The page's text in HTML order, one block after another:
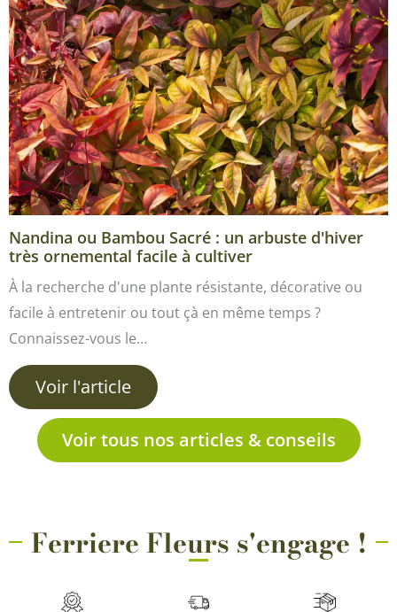
Nandina ou Bambou Sacré : un arbuste d'hiver
très ornemental facile à cultiver
À la recherche d'une plante résistante, décorative ou
facile à entretenir ou tout çà en même temps ?
Connaissez-vous le…
Voir l'article
Voir tous nos articles & conseils
Ferriere Fleurs s'engage !